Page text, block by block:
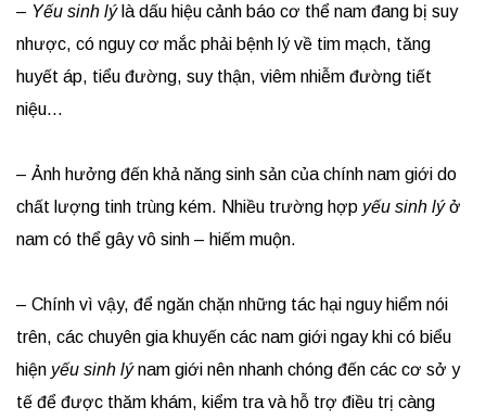
– Yếu sinh lýlà dấu hiệu cảnh báo cơ thể nam đang bị suy
nhược, có nguy cơ mắc phải bệnh lý về tim mạch, tăng
huyết áp, tiểu đường, suy thận, viêm nhiễm đường tiết
niệu…
– Ảnh hưởng đến khả năng sinh sản của chính nam giới do
chất lượng tinh trùng kém. Nhiều trường hợp yếu sinh lýở
nam có thể gây vô sinh – hiếm muộn.
– Chính vì vậy, để ngăn chặn những tác hại nguy hiểm nói
trên, các chuyên gia khuyến các nam giới ngay khi có biểu
hiện yếu sinh lýnam giới nên nhanh chóng đến các cơ sở y
tế để được thăm khám, kiểm tra và hỗ trợ điều trị càng